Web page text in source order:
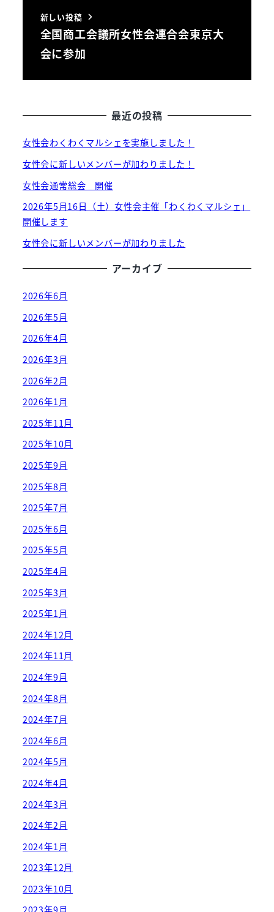
新しい投稿
全国商工会議所女性会連合会東京大
会に参加
最近の投稿
女性会わくわくマルシェを実施しました！
女性会に新しいメンバーが加わりました！
女性会通常総会 開催
2026年5月16日（土）女性会主催「わくわくマルシェ」
開催します
女性会に新しいメンバーが加わりました
アーカイブ
2026年6月
2026年5月
2026年4月
2026年3月
2026年2月
2026年1月
2025年11月
2025年10月
2025年9月
2025年8月
2025年7月
2025年6月
2025年5月
2025年4月
2025年3月
2025年1月
2024年12月
2024年11月
2024年9月
2024年8月
2024年7月
2024年6月
2024年5月
2024年4月
2024年3月
2024年2月
2024年1月
2023年12月
2023年10月